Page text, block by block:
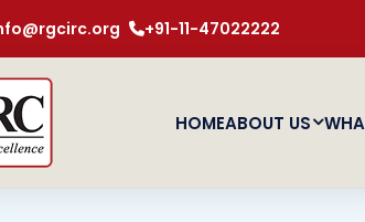
+91-11-47022222
HOMEABOUT US